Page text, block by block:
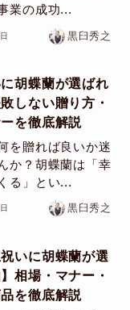
業の成功...
黒臼秀之
に胡蝶蘭が選ばれ
しない贈り方・
を徹底解説
を贈れば良いか迷
か？胡蝶蘭は「幸
る」とい...
黒臼秀之
祝いに胡蝶蘭が選
相場・マナー・
を徹底解説